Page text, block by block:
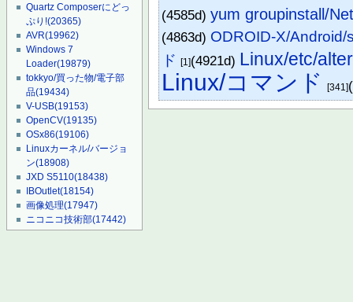
Quartz Composerにどっ
ぷり!(20365)
AVR(19962)
Windows 7
Loader(19879)
tokkyo/買った物/電子部
品(19434)
V-USB(19153)
OpenCV(19135)
OSx86(19106)
Linuxカーネル/バージョ
ン(18908)
JXD S5110(18438)
IBOutlet(18154)
画像処理(17947)
ニコニコ技術部(17442)
(4585d)yum groupinstall/
(4863d) ODROID-X/Android/
ド [1](4921d) Linux/etc/
Linux/コマンド [341]